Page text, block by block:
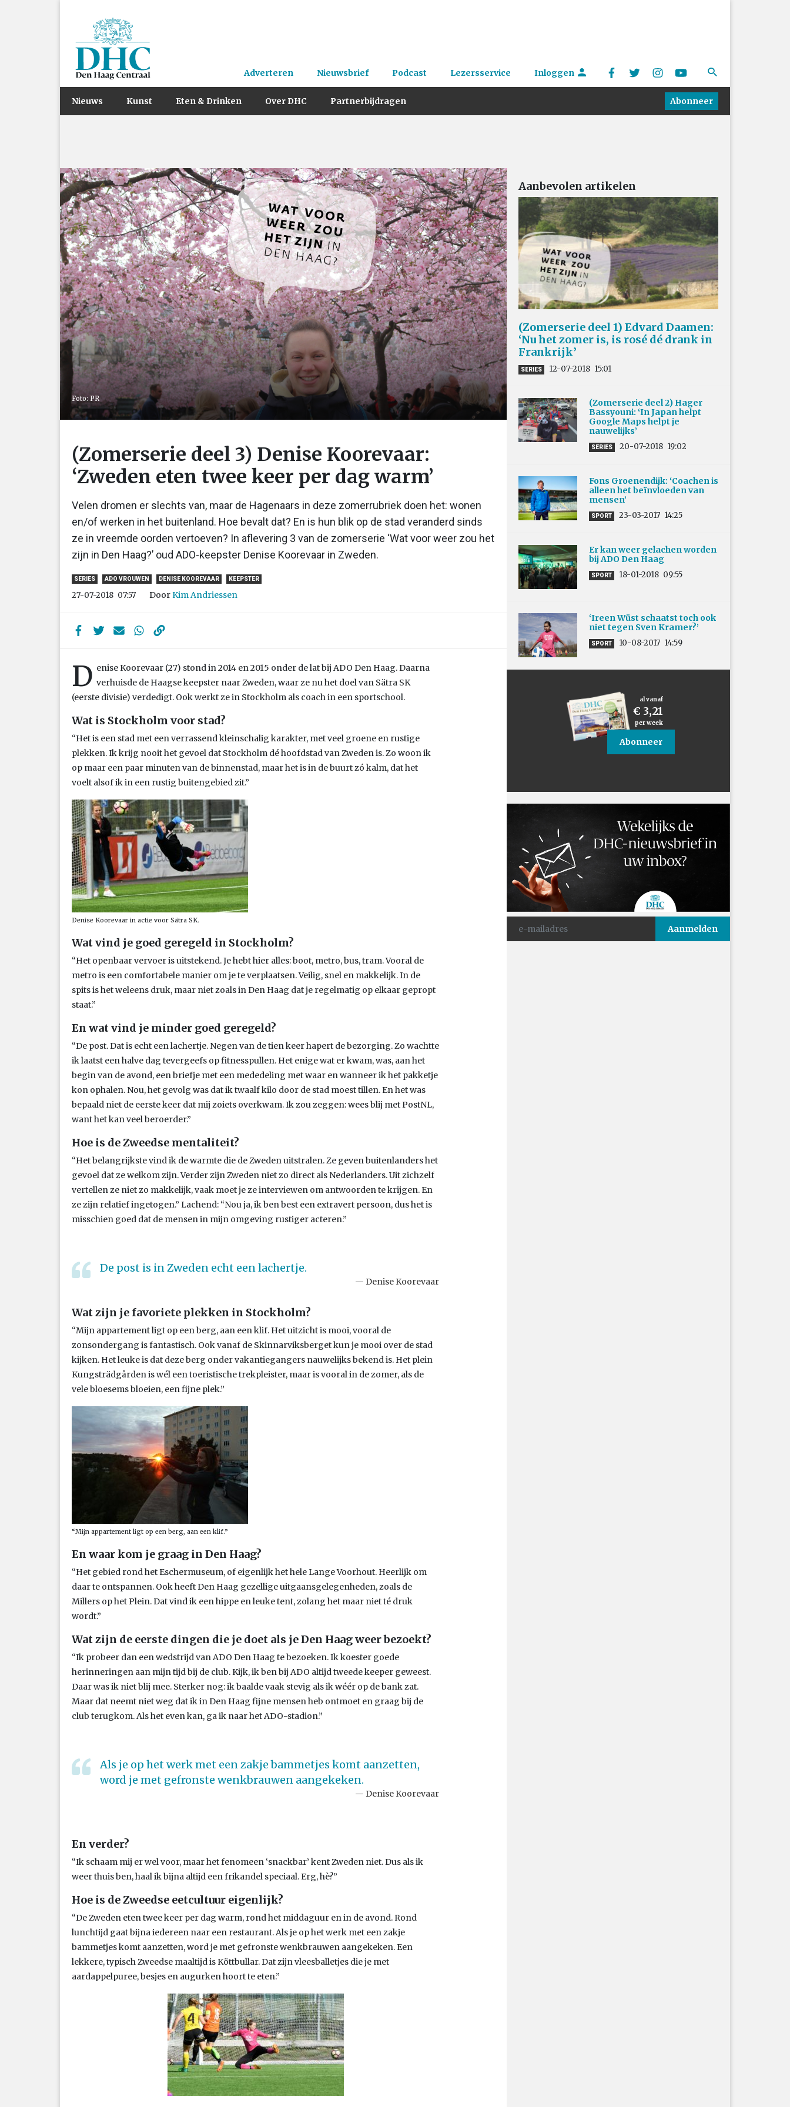
Adverteren Nieuwsbrief Podcast Lezersservice Inloggen
Nieuws Kunst Eten & Drinken Over DHC Partnerbijdragen Abonneer
Foto: PR
(Zomerserie deel 3) Denise Koorevaar:
‘Zweden eten twee keer per dag warm’
Velen dromen er slechts van, maar de Hagenaars in deze zomerrubriek doen het: wonen
en/of werken in het buitenland. Hoe bevalt dat? En is hun blik op de stad veranderd sinds
ze in vreemde oorden vertoeven? In aflevering 3 van de zomerserie ‘Wat voor weer zou het
zijn in Den Haag?’ oud ADO-keepster Denise Koorevaar in Zweden.
SERIES ADO VROUWEN DENISE KOOREVAAR KEEPSTER
27-07-2018 07:57 DoorKim Andriessen
D enise Koorevaar (27) stond in 2014 en 2015 onder de lat bij ADO Den Haag. Daarna
verhuisde de Haagse keepster naar Zweden, waar ze nu het doel van Sätra SK
(eerste divisie) verdedigt. Ook werkt ze in Stockholm als coach in een sportschool.
Wat is Stockholm voor stad?
“Het is een stad met een verrassend kleinschalig karakter, met veel groene en rustige
plekken. Ik krijg nooit het gevoel dat Stockholm dé hoofdstad van Zweden is. Zo woon ik
op maar een paar minuten van de binnenstad, maar het is in de buurt zó kalm, dat het
voelt alsof ik in een rustig buitengebied zit.”
Denise Koorevaar in actie voor Sätra SK.
Wat vind je goed geregeld in Stockholm?
“Het openbaar vervoer is uitstekend. Je hebt hier alles: boot, metro, bus, tram. Vooral de
metro is een comfortabele manier om je te verplaatsen. Veilig, snel en makkelijk. In de
spits is het weleens druk, maar niet zoals in Den Haag dat je regelmatig op elkaar gepropt
staat.”
En wat vind je minder goed geregeld?
“De post. Dat is echt een lachertje. Negen van de tien keer hapert de bezorging. Zo wachtte
ik laatst een halve dag tevergeefs op fitnesspullen. Het enige wat er kwam, was, aan het
begin van de avond, een briefje met een mededeling met waar en wanneer ik het pakketje
kon ophalen. Nou, het gevolg was dat ik twaalf kilo door de stad moest tillen. En het was
bepaald niet de eerste keer dat mij zoiets overkwam. Ik zou zeggen: wees blij met PostNL,
want het kan veel beroerder.”
Hoe is de Zweedse mentaliteit?
“Het belangrijkste vind ik de warmte die de Zweden uitstralen. Ze geven buitenlanders het
gevoel dat ze welkom zijn. Verder zijn Zweden niet zo direct als Nederlanders. Uit zichzelf
vertellen ze niet zo makkelijk, vaak moet je ze interviewen om antwoorden te krijgen. En
ze zijn relatief ingetogen.” Lachend: “Nou ja, ik ben best een extravert persoon, dus het is
misschien goed dat de mensen in mijn omgeving rustiger acteren.”
De post is in Zweden echt een lachertje.
Denise Koorevaar
Wat zijn je favoriete plekken in Stockholm?
“Mijn appartement ligt op een berg, aan een klif. Het uitzicht is mooi, vooral de
zonsondergang is fantastisch. Ook vanaf de Skinnarviksberget kun je mooi over de stad
kijken. Het leuke is dat deze berg onder vakantiegangers nauwelijks bekend is. Het plein
Kungsträdgården is wél een toeristische trekpleister, maar is vooral in de zomer, als de
vele bloesems bloeien, een fijne plek.”
“Mijn appartement ligt op een berg, aan een klif.”
En waar kom je graag in Den Haag?
“Het gebied rond het Eschermuseum, of eigenlijk het hele Lange Voorhout. Heerlijk om
daar te ontspannen. Ook heeft Den Haag gezellige uitgaansgelegenheden, zoals de
Millers op het Plein. Dat vind ik een hippe en leuke tent, zolang het maar niet té druk
wordt.”
Wat zijn de eerste dingen die je doet als je Den Haag weer bezoekt?
“Ik probeer dan een wedstrijd van ADO Den Haag te bezoeken. Ik koester goede
herinneringen aan mijn tijd bij de club. Kijk, ik ben bij ADO altijd tweede keeper geweest.
Daar was ik niet blij mee. Sterker nog: ik baalde vaak stevig als ik wéér op de bank zat.
Maar dat neemt niet weg dat ik in Den Haag fijne mensen heb ontmoet en graag bij de
club terugkom. Als het even kan, ga ik naar het ADO-stadion.”
Als je op het werk met een zakje bammetjes komt aanzetten,
word je met gefronste wenkbrauwen aangekeken.
Denise Koorevaar
En verder?
“Ik schaam mij er wel voor, maar het fenomeen ‘snackbar’ kent Zweden niet. Dus als ik
weer thuis ben, haal ik bijna altijd een frikandel speciaal. Erg, hè?”
Hoe is de Zweedse eetcultuur eigenlijk?
“De Zweden eten twee keer per dag warm, rond het middaguur en in de avond. Rond
lunchtijd gaat bijna iedereen naar een restaurant. Als je op het werk met een zakje
bammetjes komt aanzetten, word je met gefronste wenkbrauwen aangekeken. Een
lekkere, typisch Zweedse maaltijd is Köttbullar. Dat zijn vleesballetjes die je met
aardappelpuree, besjes en augurken hoort te eten.”
Aanbevolen artikelen
(Zomerserie deel 1) Edvard Daamen:
‘Nu het zomer is, is rosé dé drank in
Frankrijk’
SERIES 12-07-2018 15:01
(Zomerserie deel 2) Hager
Bassyouni: ‘In Japan helpt
Google Maps helpt je
nauwelijks’
SERIES 20-07-2018 19:02
Fons Groenendijk: ‘Coachen is
alleen het beïnvloeden van
mensen’
SPORT 23-03-2017 14:25
Er kan weer gelachen worden
bij ADO Den Haag
SPORT 18-01-2018 09:55
‘Ireen Wüst schaatst toch ook
niet tegen Sven Kramer?’
SPORT 10-08-2017 14:59
al vanaf
€ 3,21
per week
Abonneer